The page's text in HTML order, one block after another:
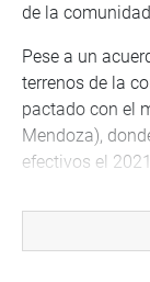
de la
Pese a un
terrenos de la
pactado con el
Mendoza),
efectivos el
de Marina para
trabajos de